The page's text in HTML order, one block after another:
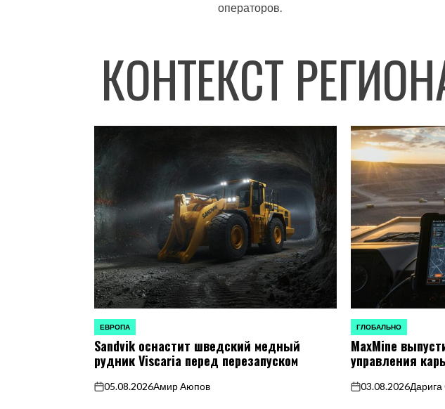
операторов.
КОНТЕКСТ
ОПУБЛИКОВАНО
В
ЕВРОПА
Sandvik оснастит шведский медный
рудник Viscaria перед перезапуском
on
05.08.2026Амир Аюпов
ОПУБЛИКОВАНО
В
ГЛОБАЛЬНО
MaxMine
управления
on
03.08.2026Дарига